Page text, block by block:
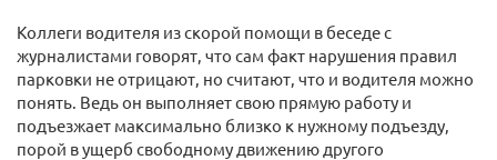
Коллеги водителя из скорой помощи в беседе с
журналистами говорят, что сам факт нарушения правил
парковки не отрицают, но считают, что и водителя можно
понять. Ведь он выполняет свою прямую работу и
подъезжает максимально близко к нужному подъезду,
порой в ущерб свободному движению другого